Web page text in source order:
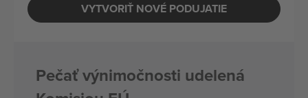
VYTVORIŤ NOVÉ PODUJATIE
Pečať výnimočnosti udelená